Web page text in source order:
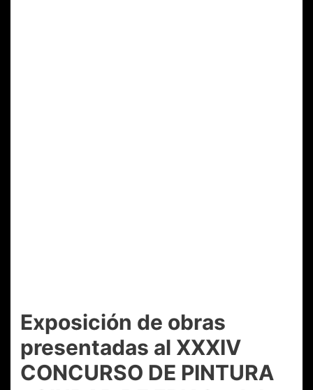
Exposición de obras
presentadas al XXXIV
CONCURSO DE PINTURA